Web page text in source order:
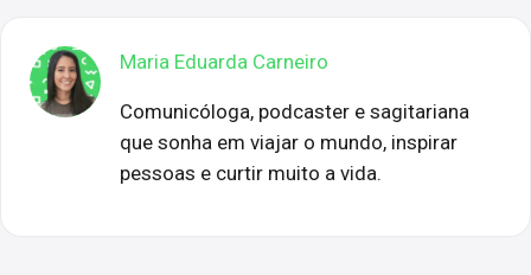
Maria Eduarda Carneiro
Comunicóloga, podcaster e sagitariana
que sonha em viajar o mundo, inspirar
pessoas e curtir muito a vida.